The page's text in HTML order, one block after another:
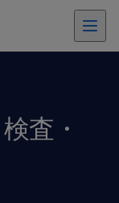
査・